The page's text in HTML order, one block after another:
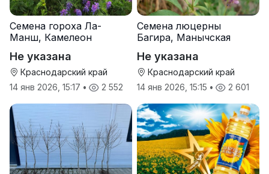
Семена гороха Ла-
Манш, Камелеон
Не указана
Краснодарский край
14 янв 2026, 15:17 • 2 552
Семена люцерны
Багира, Манычская
Не указана
Краснодарский край
14 янв 2026, 15:15 • 2 601